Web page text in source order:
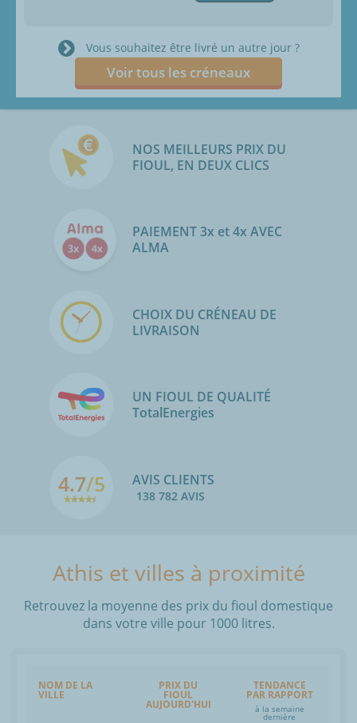
Vous souhaitez être livré un autre jour ?
Voir tous les créneaux
NOS MEILLEURS PRIX DU
FIOUL, EN DEUX CLICS
PAIEMENT 3x et 4x AVEC
ALMA
CHOIX DU CRÉNEAU DE
LIVRAISON
UN FIOUL DE QUALITÉ
TotalEnergies
4.7/5 AVIS CLIENTS
138 782 AVIS
Athis et villes à proximité
Retrouvez la moyenne des prix du fioul domestique
dans votre ville pour 1000 litres.
NOM DE LA
VILLE
PRIX DU
FIOUL
AUJOURD'HUI
TENDANCE
PAR RAPPORT
à la semaine
dernière